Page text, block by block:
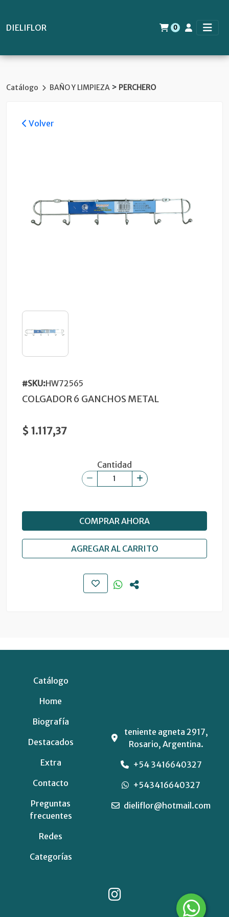
DIELIFLOR 0
Catálogo BAÑO Y LIMPIEZA > PERCHERO
Volver
#SKU:HW72565
COLGADOR 6 GANCHOS METAL
$ 1.117,37
Cantidad
COMPRAR AHORA
AGREGAR AL CARRITO
Catálogo
Home
Biografía
Destacados
Extra
Contacto
Preguntas
frecuentes
Redes
Categorías
teniente agneta 2917,
Rosario, Argentina.
+54 3416640327
+543416640327
dieliflor@hotmail.com